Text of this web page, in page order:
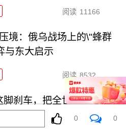
阅读 11166
境：俄乌战场上的\"蜂群
与东大启示
阅读 8532
刹车，把全世界都晃吐了
0 0